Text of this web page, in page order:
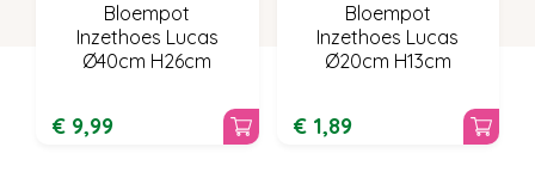
Bloempot
Inzethoes Lucas
Ø40cm H26cm
€ 9,99
Bloempot
Inzethoes Lucas
Ø20cm H13cm
€ 1,89